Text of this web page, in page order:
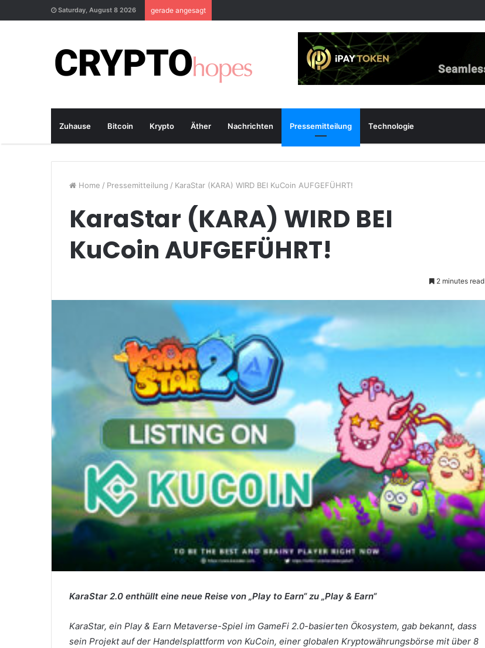
Saturday, August 8 2026 gerade angesagt
Zuhause Bitcoin Krypto Äther Nachrichten Pressemitteilung Technologie
Home / Pressemitteilung / KaraStar (KARA) WIRD BEI KuCoin AUFGEFÜHRT!
KaraStar (KARA) WIRD BEI
KuCoin AUFGEFÜHRT!
2 minutes read
KaraStar 2.0 enthüllt eine neue Reise von „Play to Earn“ zu „Play & Earn“
KaraStar, ein Play & Earn Metaverse-Spiel im GameFi 2.0-basierten Ökosystem, gab bekannt, dass
sein Projekt auf der Handelsplattform von KuCoin, einer globalen Kryptowährungsbörse mit über 8